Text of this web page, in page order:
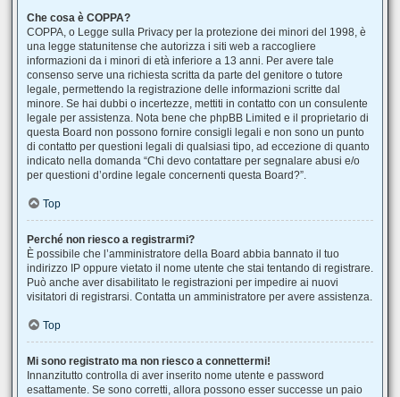
Che cosa è COPPA?
COPPA, o Legge sulla Privacy per la protezione dei minori del 1998, è
una legge statunitense che autorizza i siti web a raccogliere
informazioni da i minori di età inferiore a 13 anni. Per avere tale
consenso serve una richiesta scritta da parte del genitore o tutore
legale, permettendo la registrazione delle informazioni scritte dal
minore. Se hai dubbi o incertezze, mettiti in contatto con un consulente
legale per assistenza. Nota bene che phpBB Limited e il proprietario di
questa Board non possono fornire consigli legali e non sono un punto
di contatto per questioni legali di qualsiasi tipo, ad eccezione di quanto
indicato nella domanda “Chi devo contattare per segnalare abusi e/o
per questioni d’ordine legale concernenti questa Board?”.
Top
Perché non riesco a registrarmi?
È possibile che l’amministratore della Board abbia bannato il tuo
indirizzo IP oppure vietato il nome utente che stai tentando di registrare.
Può anche aver disabilitato le registrazioni per impedire ai nuovi
visitatori di registrarsi. Contatta un amministratore per avere assistenza.
Top
Mi sono registrato ma non riesco a connettermi!
Innanzitutto controlla di aver inserito nome utente e password
esattamente. Se sono corretti, allora possono esser successe un paio